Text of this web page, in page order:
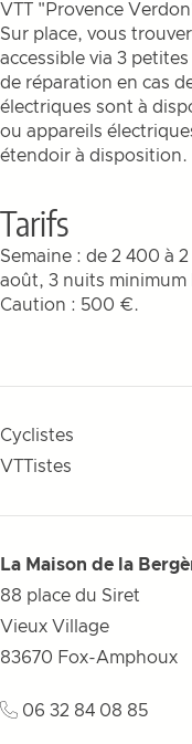
VTT "Provence
Sur place, vous
accessible via 3
de réparation en cas
électriques sont à
ou appareils
étendoir à disposition.
Tarifs
Semaine : de 2 400 à
août, 3 nuits minimum
Caution : 500 €.
Cyclistes
VTTistes
La Maison de la
88 place du Siret
Vieux Village
83670 Fox-Amphoux
06 32 84 08 85